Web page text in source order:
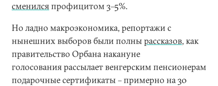
сменилсяпрофицитом 3–5%.
Но ладно макроэкономика, репортажи с
нынешних выборов были полнырассказов, как
правительство Орбана накануне
голосования рассылает венгерским пенсионерам
подарочные сертификаты – примерно на 30